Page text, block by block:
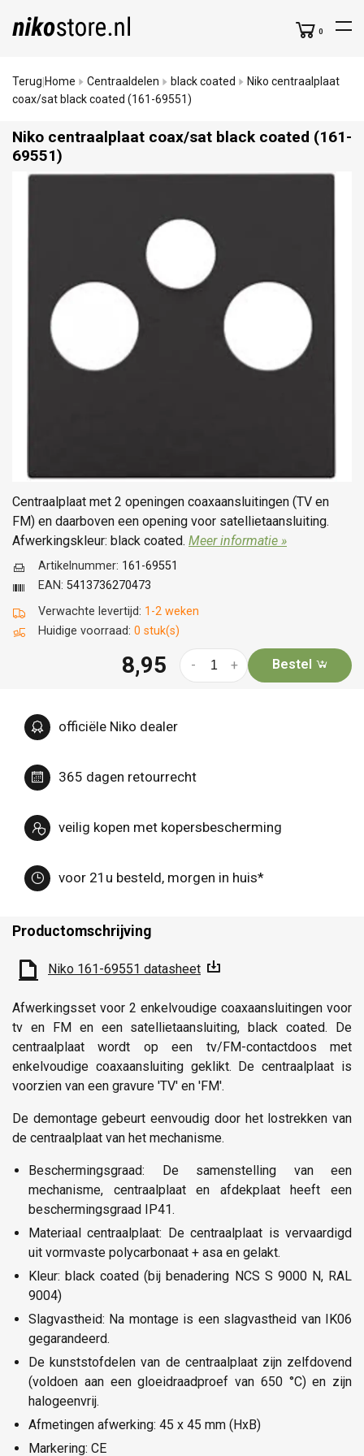
0
Terug Home Centraaldelen black coated
Niko centraalplaat
coax/sat black coated (161-69551)
Niko centraalplaat coax/sat black coated (161-
69551)
Centraalplaat met 2 openingen coaxaansluitingen (TV en
FM) en daarboven een opening voor satellietaansluiting.
Afwerkingskleur: black coated. Meer informatie »
Verwachte levertijd: 1-2 weken
Huidige voorraad: 0 stuk(s)
Artikelnummer: 161-69551
EAN: 5413736270473
8,95 +
- Bestel
officiële Niko dealer
365 dagen retourrecht
veilig kopen met kopersbescherming
voor 21u besteld, morgen in huis*
Productomschrijving
Niko 161-69551 datasheet
Afwerkingsset voor 2 enkelvoudige coaxaansluitingen voor
tv en FM en een satellietaansluiting, black coated. De
centraalplaat wordt op een tv/FM-contactdoos met
enkelvoudige coaxaansluiting geklikt. De centraalplaat is
voorzien van een gravure 'TV' en 'FM'.
De demontage gebeurt eenvoudig door het lostrekken van
de centraalplaat van het mechanisme.
Beschermingsgraad: De samenstelling van een
mechanisme, centraalplaat en afdekplaat heeft een
beschermingsgraad IP41.
Materiaal centraalplaat: De centraalplaat is vervaardigd
uit vormvaste polycarbonaat + asa en gelakt.
Kleur: black coated (bij benadering NCS S 9000 N, RAL
9004)
Slagvastheid: Na montage is een slagvastheid van IK06
gegarandeerd.
De kunststofdelen van de centraalplaat zijn zelfdovend
(voldoen aan een gloeidraadproef van 650 °C) en zijn
halogeenvrij.
Afmetingen afwerking: 45 x 45 mm (HxB)
Markering: CE